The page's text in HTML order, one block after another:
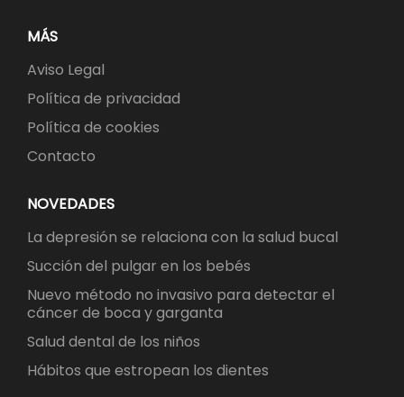
MÁS
Aviso Legal
Política de privacidad
Política de cookies
Contacto
NOVEDADES
La depresión se relaciona con la salud bucal
Succión del pulgar en los bebés
Nuevo método no invasivo para detectar el
cáncer de boca y garganta
Salud dental de los niños
Hábitos que estropean los dientes